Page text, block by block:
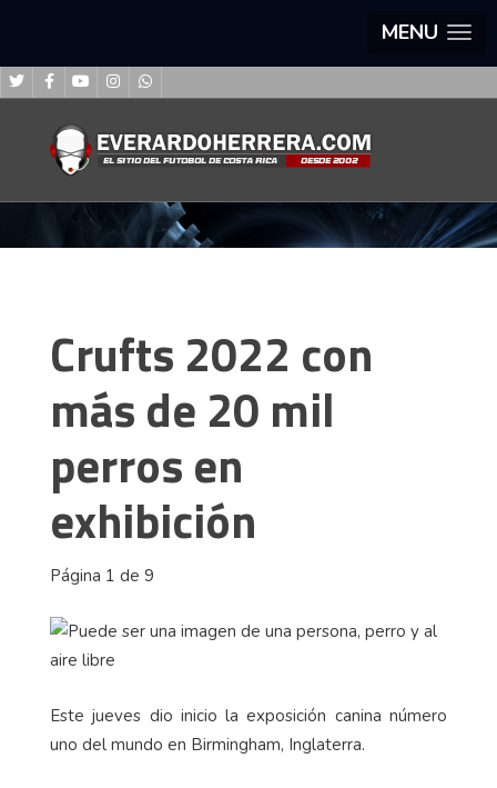
MENU
Crufts 2022 con
más de 20 mil
perros en
exhibición
Página 1 de 9
Este jueves dio inicio la exposición canina número
uno del mundo en Birmingham, Inglaterra.